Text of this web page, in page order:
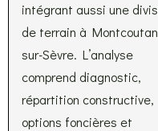
intégrant aussi une
de terrain à
sur-Sèvre. L’analyse
comprend diagnostic,
répartition constructive,
options foncières et